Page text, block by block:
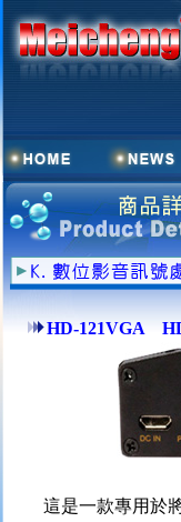
HD-121VGA
這是一款專用於